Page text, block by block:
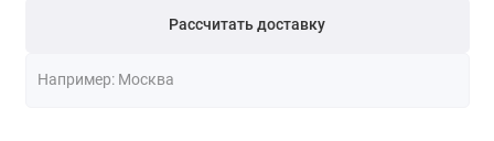
Рассчитать доставку